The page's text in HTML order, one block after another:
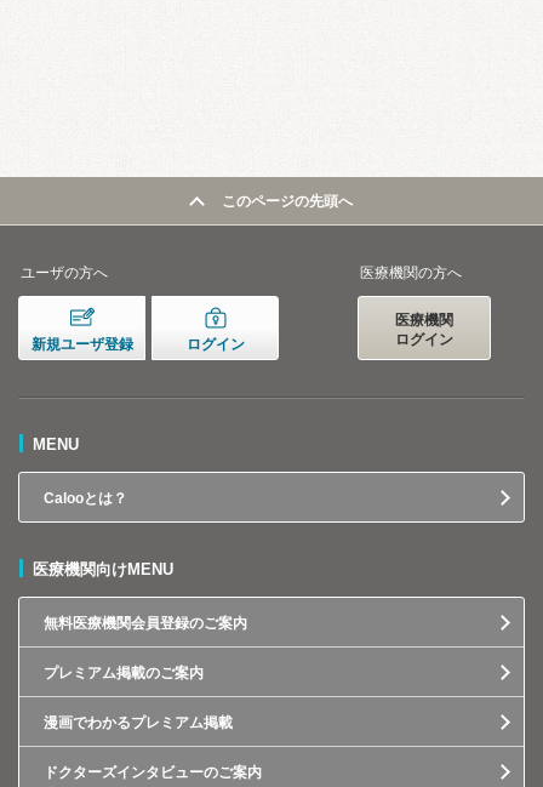
このページの先頭へ
ユーザの方へ
新規ユーザ登録 ログイン
医療機関の方へ
医療機関
ログイン
MENU
Calooとは？
医療機関向けMENU
無料医療機関会員登録のご案内
プレミアム掲載のご案内
漫画でわかるプレミアム掲載
ドクターズインタビューのご案内